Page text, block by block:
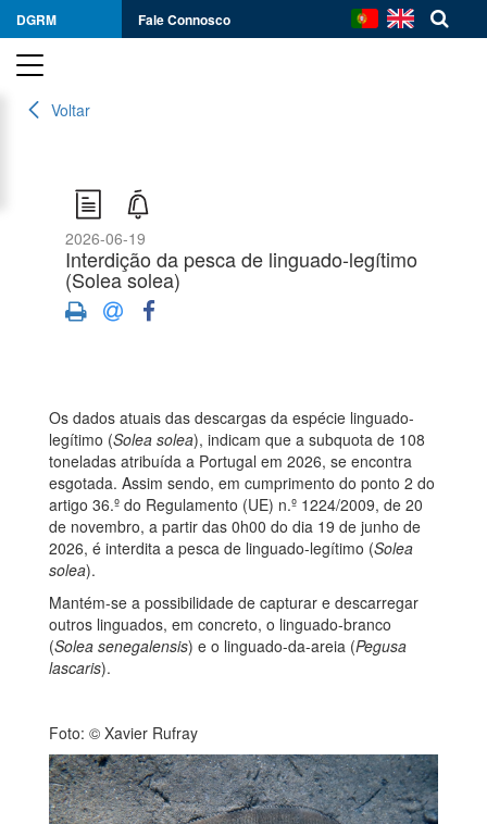
DGRM Fale Connosco
Voltar
2026-06-19
Interdição da pesca de linguado-legítimo
(Solea solea)
Os dados atuais das descargas da espécie linguado-
legítimo (Solea solea), indicam que a subquota de 108
toneladas atribuída a Portugal em 2026, se encontra
esgotada. Assim sendo, em cumprimento do ponto 2 do
artigo 36.º do Regulamento (UE) n.º 1224/2009, de 20
de novembro, a partir das 0h00 do dia 19 de junho de
2026, é interdita a pesca de linguado-legítimo (Solea
solea).
Mantém-se a possibilidade de capturar e descarregar
outros linguados, em concreto, o linguado-branco
(Solea senegalensis) e o linguado-da-areia (Pegusa
lascaris).
Foto: © Xavier Rufray